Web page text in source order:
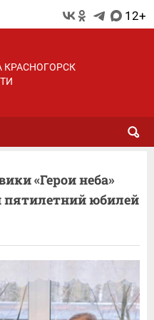
12+
КРАСНОГОРСК
«Герои неба»
юбилей